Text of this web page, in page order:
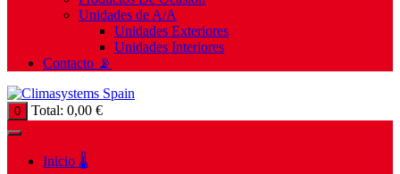
Unidades de A/A
Unidades Exteriores
Unidades Interiores
Contacto 📡
0 Total: 0,00 €
Inicio 🌡️